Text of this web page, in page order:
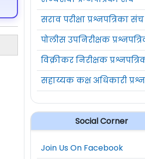
सराव परीक्षा प्रश्नपत्रिका संच
पोलीस उपनिरीक्षक
Social Corner
Join Us On Facebook